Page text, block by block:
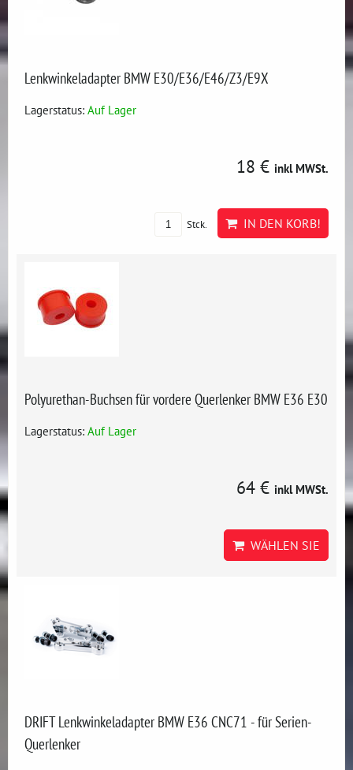
Lenkwinkeladapter BMW E30/E36/E46/Z3/E9X
Lagerstatus: Auf Lager
18 € inkl MWSt.
Stck. IN DEN KORB!
Polyurethan-Buchsen für vordere Querlenker BMW E36 E30
Lagerstatus: Auf Lager
64 € inkl MWSt.
WÄHLEN SIE
DRIFT Lenkwinkeladapter BMW E36 CNC71 - für Serien-
Querlenker